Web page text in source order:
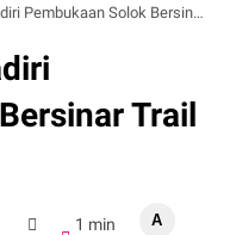
Solok Bersinar Trail Adventure 2025.
Trail
1 min
A